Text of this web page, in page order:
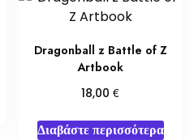
Dragonball z Battle of Z
Artbook
18,00€
Διαβάστε περισσότερα